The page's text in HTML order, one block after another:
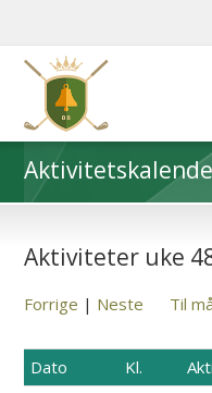
Aktiviteter uke
Forrige | Neste Til
Dato Kl.